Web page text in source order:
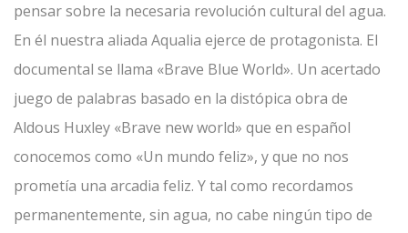
pensar sobre la necesaria revolución cultural del agua.
En él nuestra aliada Aqualia ejerce de protagonista. El
documental se llama «Brave Blue World». Un acertado
juego de palabras basado en la distópica obra de
Aldous Huxley «Brave new world» que en español
conocemos como «Un mundo feliz», y que no nos
prometía una arcadia feliz. Y tal como recordamos
permanentemente, sin agua, no cabe ningún tipo de